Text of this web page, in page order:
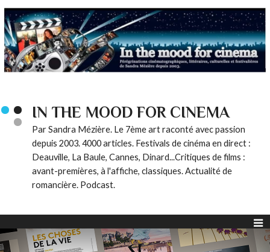
IN THE MOOD FOR CINEMA
Par Sandra Mézière. Le 7ème art raconté avec passion
depuis 2003. 4000 articles. Festivals de cinéma en direct :
Deauville, La Baule, Cannes, Dinard...Critiques de films :
avant-premières, à l'affiche, classiques. Actualité de
romancière. Podcast.